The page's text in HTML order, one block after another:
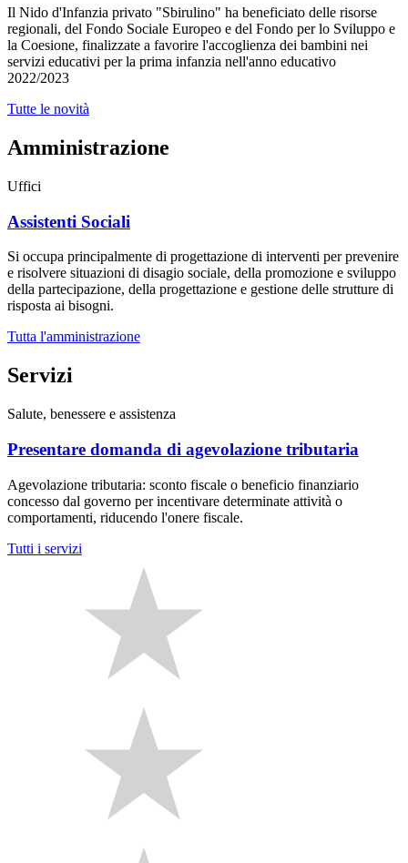
Il Nido d'Infanzia privato "Sbirulino" ha beneficiato delle risorse
regionali, del Fondo Sociale Europeo e del Fondo per lo Sviluppo e
la Coesione, finalizzate a favorire l'accoglienza dei bambini nei
servizi educativi per la prima infanzia nell'anno educativo
2022/2023
Tutte le novità
Amministrazione
Uffici
Assistenti Sociali
Si occupa principalmente di progettazione di interventi per prevenire
e risolvere situazioni di disagio sociale, della promozione e sviluppo
della partecipazione, della progettazione e gestione delle strutture di
risposta ai bisogni.
Tutta l'amministrazione
Servizi
Salute, benessere e assistenza
Presentare domanda di agevolazione tributaria
Agevolazione tributaria: sconto fiscale o beneficio finanziario
concesso dal governo per incentivare determinate attività o
comportamenti, riducendo l'onere fiscale.
Tutti i servizi